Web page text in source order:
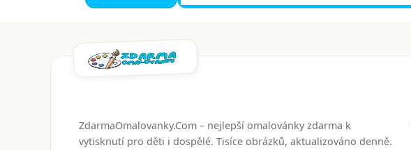
ZdarmaOmalovanky.Com – nejlepší omalovánky zdarma k
vytisknutí pro děti i dospělé. Tisíce obrázků, aktualizováno denně.